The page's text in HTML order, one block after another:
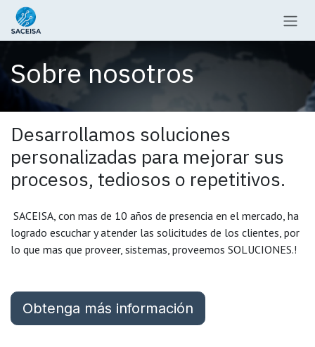
Ir al contenido
Sobre nosotros
Desarrollamos soluciones
personalizadas para mejorar sus
procesos, tediosos o repetitivos.
SACEISA, con mas de 10 años de presencia en el mercado, ha
logrado escuchar y atender las solicitudes de los clientes, por
lo que mas que proveer, sistemas, proveemos SOLUCIONES.!
Obtenga más información